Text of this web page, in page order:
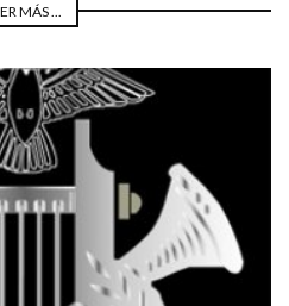
MÁS ...